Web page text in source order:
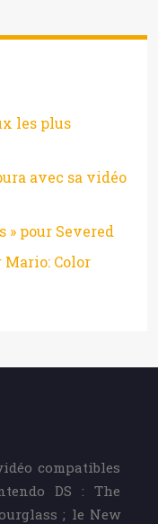
les plus
avec sa vidéo
» pour Severed
Color
compatibles
DS : The
; le New